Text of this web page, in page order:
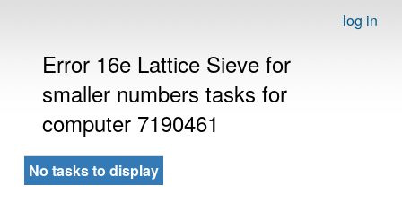
log in
Error 16e Lattice Sieve for
smaller numbers tasks for
computer 7190461
No tasks to display